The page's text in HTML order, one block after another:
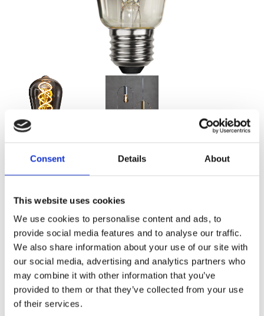
Consent Details About
This website uses cookies
We use cookies to personalise content and ads, to
provide social media features and to analyse our traffic.
We also share information about your use of our site with
our social media, advertising and analytics partners who
may combine it with other information that you’ve
provided to them or that they’ve collected from your use
of their services.
129,00
Antal
st KÖP Lägg
Lagerstatus 3 st i lager Artikelnr 354-63-1 Tillverkare
Star Trading
Fri frakt över 995kr